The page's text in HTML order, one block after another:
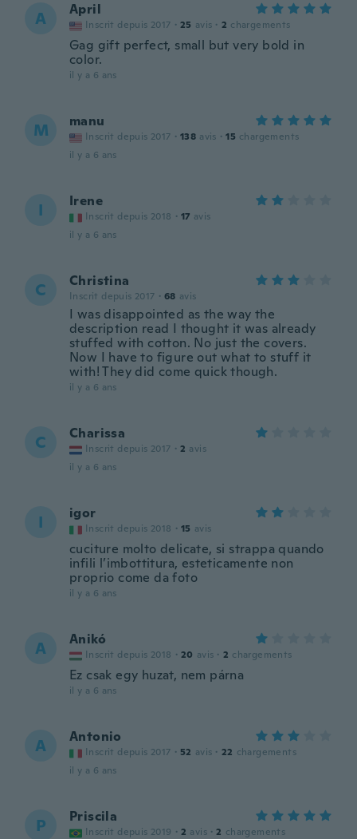
A April
Inscrit depuis 2017 · 25 avis · 2 chargements
Gag gift perfect, small but very bold in
color.
il y a 6 ans
M manu
Inscrit depuis 2017 · 138 avis · 15 chargements
il y a 6 ans
I Irene
Inscrit depuis 2018 · 17 avis
il y a 6 ans
C Christina
Inscrit depuis 2017 · 68 avis
I was disappointed as the way the
description read I thought it was already
stuffed with cotton. No just the covers.
Now I have to figure out what to stuff it
with! They did come quick though.
il y a 6 ans
C Charissa
Inscrit depuis 2017 · 2 avis
il y a 6 ans
I igor
Inscrit depuis 2018 · 15 avis
cuciture molto delicate, si strappa quando
infili l’imbottitura, esteticamente non
proprio come da foto
il y a 6 ans
A Anikó
Inscrit depuis 2018 · 20 avis · 2 chargements
Ez csak egy huzat, nem párna
il y a 6 ans
A Antonio
Inscrit depuis 2017 · 52 avis · 22 chargements
il y a 6 ans
P Priscila
Inscrit depuis 2019 · 2 avis · 2 chargements